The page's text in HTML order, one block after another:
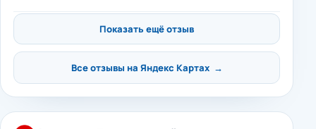
Показать ещё отзыв
Все отзывы на Яндекс Картах →